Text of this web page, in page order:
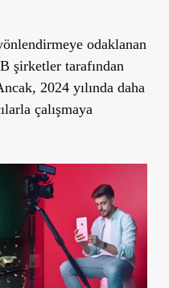
odaklanan
şirketler tarafından
2024 yılında daha
çalışmaya